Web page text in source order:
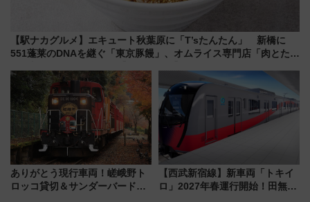
【駅ナカグルメ】エキュート秋葉原に「T’sたんたん」 新橋に
551蓬莱のDNAを継ぐ「東京豚饅」、オムライス専門店「肉とたま
ありがとう現行車両！嵯峨野ト
ロッコ貸切＆サンダーバードレ
【西武新宿線】新車両「トキイ
ロ」2027年春運行開始！田無・